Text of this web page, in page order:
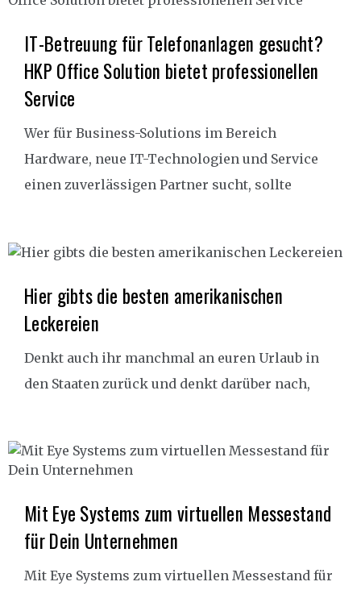
IT-Betreuung für Telefonanlagen gesucht?
HKP Office Solution bietet professionellen
Service
Wer für Business-Solutions im Bereich
Hardware, neue IT-Technologien und Service
einen zuverlässigen Partner sucht, sollte
Hier gibts die besten amerikanischen
Leckereien
Denkt auch ihr manchmal an euren Urlaub in
den Staaten zurück und denkt darüber nach,
Mit Eye Systems zum virtuellen Messestand
für Dein Unternehmen
Mit Eye Systems zum virtuellen Messestand für